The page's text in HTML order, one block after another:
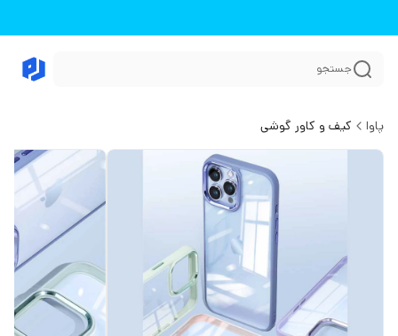
جستجو
پاوا کیف و کاور گوشی